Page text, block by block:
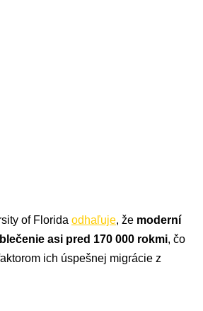
of Florida odhaľuje, že moderní
asi pred 170 000 rokmi, čo
ich úspešnej migrácie z